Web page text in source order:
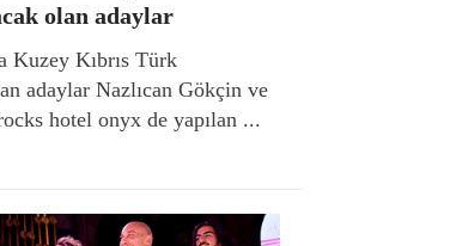
olan adaylar
Kuzey Kıbrıs Türk
adaylar Nazlıcan Gökçin ve
hotel onyx de yapılan ...